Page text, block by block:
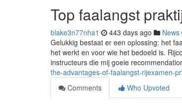
Top faalangst
blake3n77nha1 443 days ago News
Gelukkig bestaat er een oplossing: het
het werkt en voor wie het bedoeld is.
instructeurs die mij goeie
the-advantages-of-faalangst-rijexamen-
Comments
Who Upvoted